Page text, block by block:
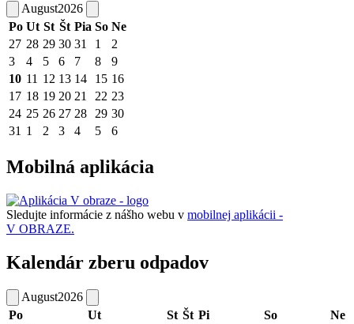
August2026
Po Ut St Št Pia So Ne
27 28 29 30 31 1
2
3
4 5 6 7 8
9
10 11 12 13 14 15 16
17 18 19 20 21 22 23
24 25 26 27 28 29 30
31 1 2 3 4 5 6
Mobilná aplikácia
Sledujte informácie z nášho webu v mobilnej aplikácii -
V OBRAZE.
Kalendár zberu odpadov
August2026
Po
Ut St Št Pi So
Ne